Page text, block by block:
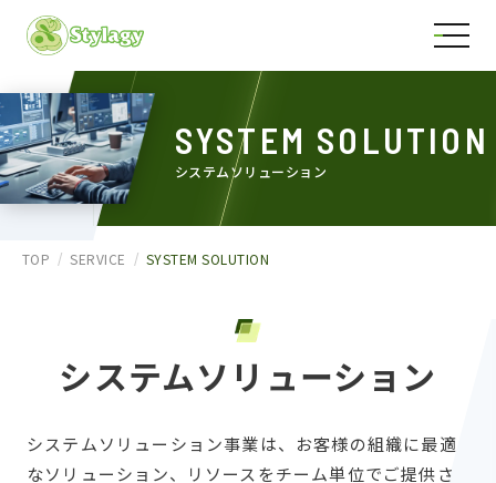
SYSTEM SOLUTION
システムソリューション
TOP SERVICE SYSTEM SOLUTION
システムソリューション
システムソリューション事業は、お客様の組織に最適
なソリューション、リソースをチーム単位でご提供さ